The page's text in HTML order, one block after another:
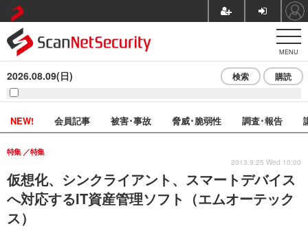
MENU
2026.08.09(日) 検索 購読
NEW! 会員記事 被害･事故 脅威･脆弱性 調査･報告
仮想化、シンクライアント、スマートデバイス
へ対応するIT資産管理ソフト（エムオーテック
ス）
特集 特集
2013.9.25 Wed 10:00